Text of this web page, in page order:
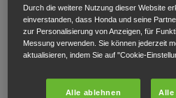
Übersicht
Innovation
Technische Daten und Preise
Durch die weitere Nutzung dieser Website
einverstanden, dass Honda und seine
zur Personalisierung von Anzeigen, für
Messung verwenden. Sie können jederzeit
aktualisieren, indem Sie auf "Cookie-
Alle ablehnen Alle